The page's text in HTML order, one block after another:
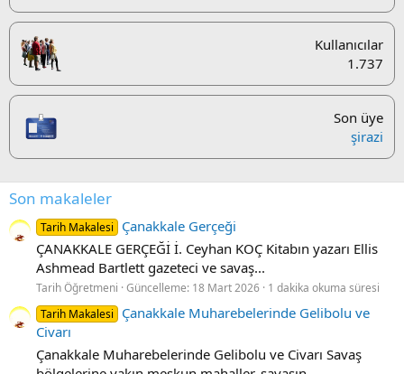
Kullanıcılar
1.737
Son üye
şirazi
Son makaleler
Tarih Makalesi
Çanakkale Gerçeği
ÇANAKKALE GERÇEĞİ İ. Ceyhan KOÇ Kitabın yazarı Ellis
Ashmead Bartlett gazeteci ve savaş...
Tarih Öğretmeni Güncelleme: 18 Mart 2026 1 dakika okuma süresi
Tarih Makalesi
Çanakkale Muharebelerinde Gelibolu ve
Civarı
Çanakkale Muharebelerinde Gelibolu ve Civarı Savaş